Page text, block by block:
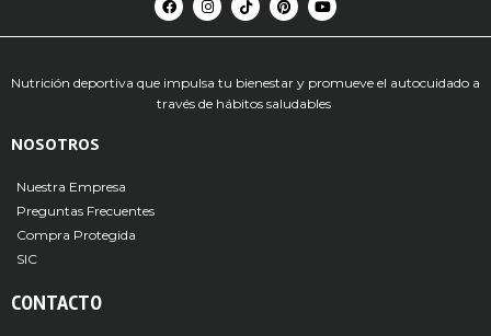
Nutrición deportiva que impulsa tu bienestar y promueve el autocuidado a
través de hábitos saludables
NOSOTROS
Nuestra Empresa
Preguntas Frecuentes
Compra Protegida
SIC
CONTACTO